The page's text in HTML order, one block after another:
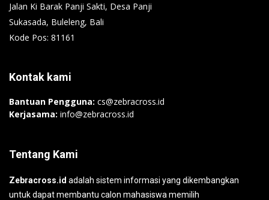
Jalan Ki Barak Panji Sakti, Desa Panji
Sukasada, Buleleng, Bali
Kode Pos: 81161
Kontak kami
Bantuan Pengguna: cs@zebracross.id
Kerjasama: info@zebracross.id
Tentang Kami
Zebracross.id adalah sistem informasi yang dikembangkan
untuk dapat membantu calon mahasiswa memilih